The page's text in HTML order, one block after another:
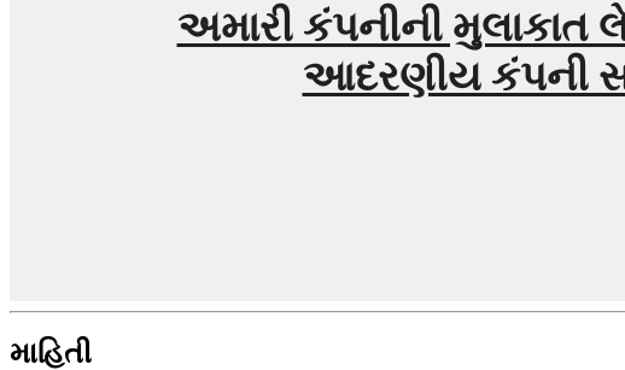
અમારી કંપનીની મુલાકાત
આદરણીય કંપની
માહિતી